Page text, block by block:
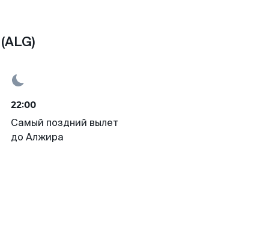
22:00
Самый поздний вылет
до Алжира